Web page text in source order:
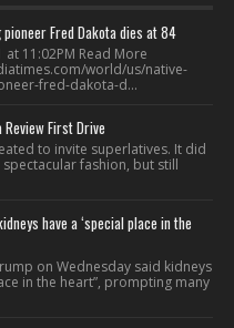
Fred Dakota dies at 84
11:02PM Read More
world/us/native-
fred-dakota-d...
First Drive
to invite superlatives. It did
fashion, but still
have a ‘special place in the
on Wednesday said kidneys
in the heart”, prompting many